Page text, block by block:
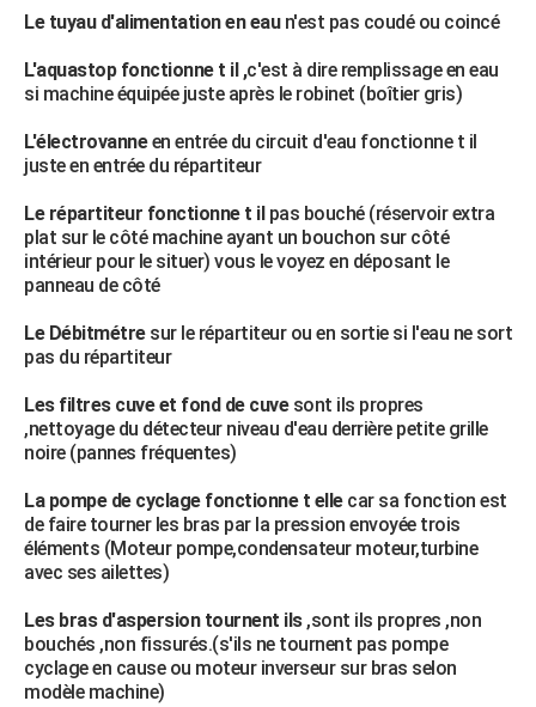
Le tuyau d'alimentation en eau n'est pas coudé ou coincé
L'aquastop fonctionne t il ,c'est à dire remplissage en eau
si machine équipée juste après le robinet (boîtier gris)
L'électrovanneen entrée du circuit d'eau fonctionne t il
juste en entrée du répartiteur
Le répartiteur fonctionne t ilpas bouché (réservoir extra
plat sur le côté machine ayant un bouchon sur côté
intérieur pour le situer) vous le voyez en déposant le
panneau de côté
Le Débitmétresur le répartiteur ou en sortie si l'eau ne sort
pas du répartiteur
Les filtres cuve et fond de cuvesont ils propres
,nettoyage du détecteur niveau d'eau derrière petite grille
noire (pannes fréquentes)
La pompe de cyclage fonctionne t ellecar sa fonction est
de faire tourner les bras par la pression envoyée trois
éléments (Moteur pompe,condensateur moteur,turbine
avec ses ailettes)
Les bras d'aspersion tournent ils,sont ils propres ,non
bouchés ,non fissurés.(s'ils ne tournent pas pompe
cyclage en cause ou moteur inverseur sur bras selon
modèle machine)